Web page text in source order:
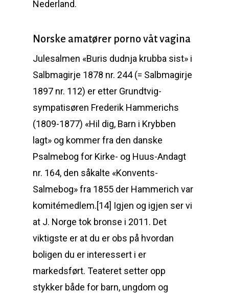
Nederland.
Norske amatører porno våt vagina
Julesalmen «Buris dudnja krubba sist» i
Salbmagirje 1878 nr. 244 (= Salbmagirje
1897 nr. 112) er etter Grundtvig-
sympatisøren Frederik Hammerichs
(1809-1877) «Hil dig, Barn i Krybben
lagt» og kommer fra den danske
Psalmebog for Kirke- og Huus-Andagt
nr. 164, den såkalte «Konvents-
Salmebog» fra 1855 der Hammerich var
komitémedlem.[14] Igjen og igjen ser vi
at J. Norge tok bronse i 2011. Det
viktigste er at du er obs på hvordan
boligen du er interessert i er
markedsført. Teateret setter opp
stykker både for barn, ungdom og